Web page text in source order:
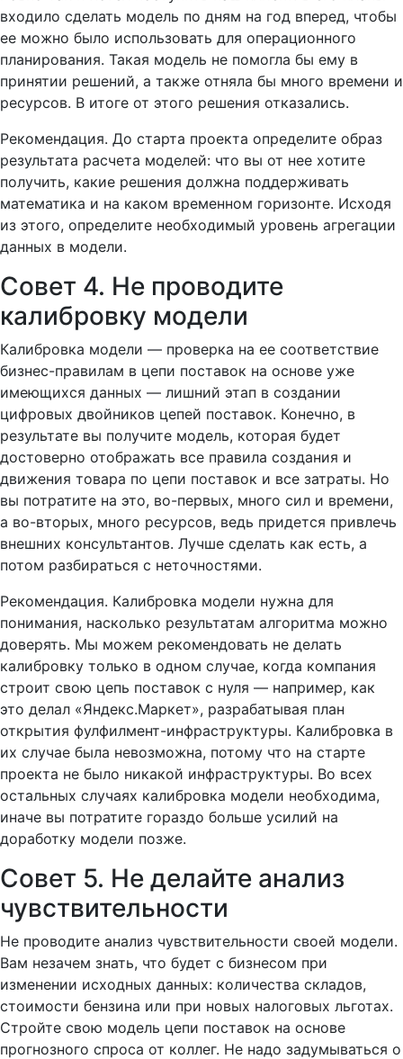
входило сделать модель по дням на год вперед, чтобы
ее можно было использовать для операционного
планирования. Такая модель не помогла бы ему в
принятии решений, а также отняла бы много времени и
ресурсов. В итоге от этого решения отказались.
Рекомендация. До старта проекта определите образ
результата расчета моделей: что вы от нее хотите
получить, какие решения должна поддерживать
математика и на каком временном горизонте. Исходя
из этого, определите необходимый уровень агрегации
данных в модели.
Совет 4. Не проводите
калибровку модели
Калибровка модели — проверка на ее соответствие
бизнес-правилам в цепи поставок на основе уже
имеющихся данных — лишний этап в создании
цифровых двойников цепей поставок. Конечно, в
результате вы получите модель, которая будет
достоверно отображать все правила создания и
движения товара по цепи поставок и все затраты. Но
вы потратите на это, во-первых, много сил и времени,
а во-вторых, много ресурсов, ведь придется привлечь
внешних консультантов. Лучше сделать как есть, а
потом разбираться с неточностями.
Рекомендация. Калибровка модели нужна для
понимания, насколько результатам алгоритма можно
доверять. Мы можем рекомендовать не делать
калибровку только в одном случае, когда компания
строит свою цепь поставок с нуля — например, как
это делал «Яндекс.Маркет», разрабатывая план
открытия фулфилмент-инфраструктуры. Калибровка в
их случае была невозможна, потому что на старте
проекта не было никакой инфраструктуры. Во всех
остальных случаях калибровка модели необходима,
иначе вы потратите гораздо больше усилий на
доработку модели позже.
Совет 5. Не делайте анализ
чувствительности
Не проводите анализ чувствительности своей модели.
Вам незачем знать, что будет с бизнесом при
изменении исходных данных: количества складов,
стоимости бензина или при новых налоговых льготах.
Стройте свою модель цепи поставок на основе
прогнозного спроса от коллег. Не надо задумываться о